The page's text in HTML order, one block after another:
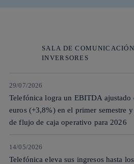
SALA DE
INVERSORES
29/07/2026
Telefónica logra un EBITDA ajustado
euros (+3,8%) en el primer semestre
de flujo de caja operativo para 2026
14/05/2026
Telefónica eleva sus ingresos hasta